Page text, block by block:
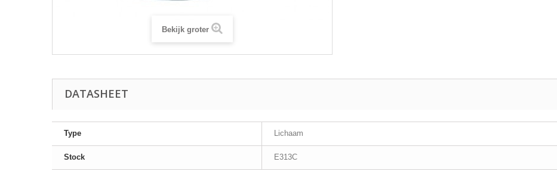
Bekijk groter
DATASHEET
Type Lichaam
Stock E313C